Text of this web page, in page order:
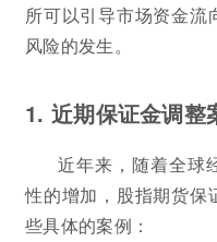
所可以引导市场资金流
风险的发生。
1. 近期保证金调整
近年来，随着全球
性的增加，股指期货保
些具体的案例：